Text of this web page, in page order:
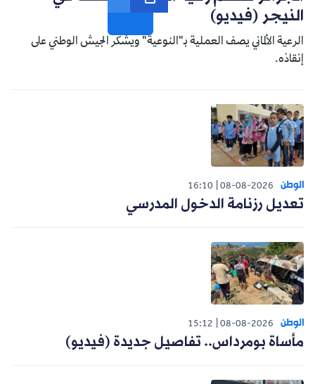
النيجر (فيديو)
الرعية الألماني يصف العملية بـ"النوعية" ويشكر الجيش الوطني على
إنقاذه.
الوطن 08-08-2026
16:10
تعديل رزنامة الدخول المدرسي
الوطن 08-08-2026
15:12
مأساة بومرداس.. تفاصيل جديدة (فيديو)